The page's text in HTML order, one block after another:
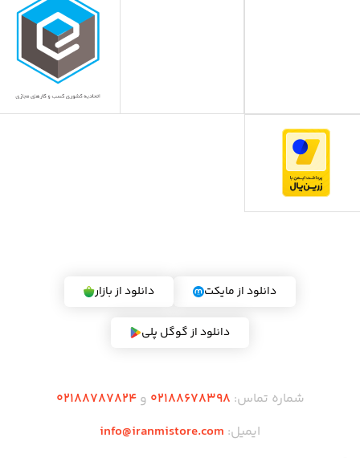
دانلود از مایکت دانلود از بازار
دانلود از گوگل پلی
شماره تماس: 02188678398 و02188787824
ایمیل: info@iranmistore.com